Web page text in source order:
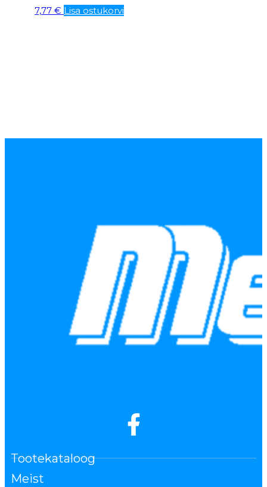
7,77 € Lisa ostukorvi
Tootekataloog
Meist